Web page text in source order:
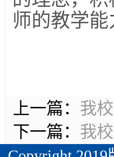
师的教学
上一篇： 我
下一篇： 我